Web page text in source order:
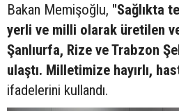
Bakan Memişoğlu, "Sağlıkta
yerli ve milli olarak üretilen
Şanlıurfa, Rize ve Trabzon
ulaştı. Milletimize hayırlı,
ifadelerini kullandı.